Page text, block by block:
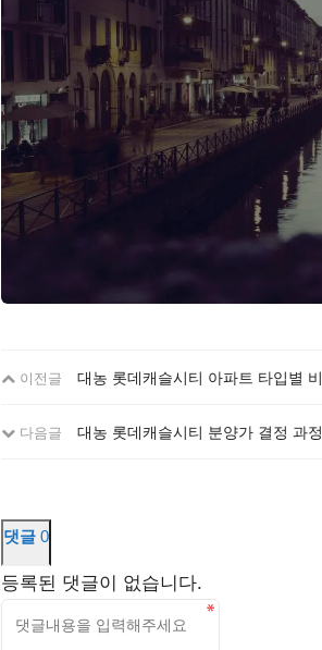
이전글 대농 롯데캐슬시티 아파트 타입별
다음글 대농 롯데캐슬시티 분양가 결정 과
댓글 0
등록된 댓글이 없습니다.